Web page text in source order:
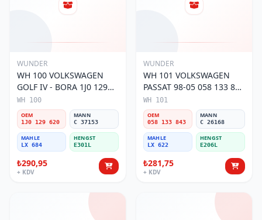
WUNDER
WH 100 VOLKSWAGEN
GOLF IV - BORA 1J0 129
620 Hava Filtresi
WH 100
OEM
1J0 129 620
MANN
C 37153
MAHLE
LX 684
HENGST
E301L
₺290,95
+ KDV
WUNDER
WH 101 VOLKSWAGEN
PASSAT 98-05 058 133 843
Hava Filtresi
WH 101
OEM
058 133 843
MANN
C 26168
MAHLE
LX 622
HENGST
E206L
₺281,75
+ KDV